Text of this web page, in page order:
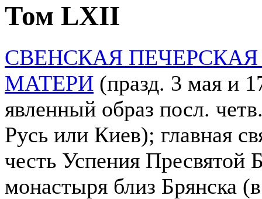
Том LXII
СВЕНСКАЯ
МАТЕРИ (празд. 3 мая и
явленный образ посл.
Русь или Киев); главная
честь Успения Пресвятой
монастыря близ Брянска